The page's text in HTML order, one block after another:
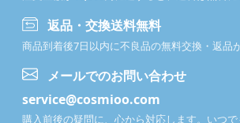
返品・交換送料無料
商品到着後7日以内に不良品の無料交換・返品
メールでのお問い合わせ
service@cosmioo.com
購入前後の疑問に、心から対応します。いつで